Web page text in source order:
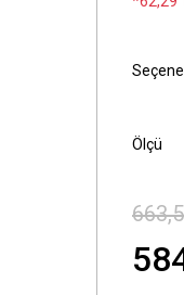
Ölçü